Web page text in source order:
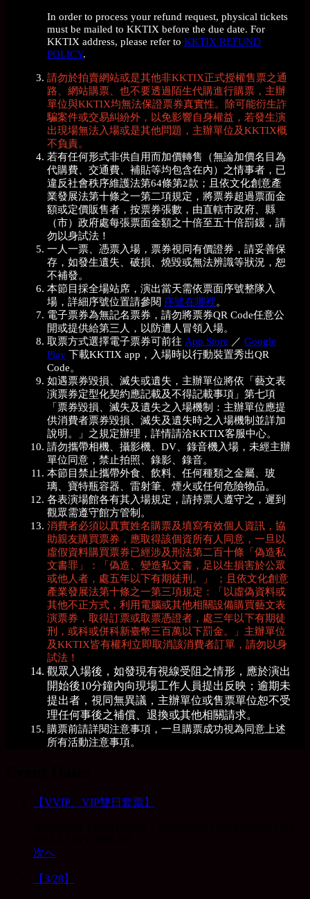
In order to process your refund request, physical tickets
must be mailed to KKTIX before the due date. For
KKTIX address, please refer to KKTIX REFUND
POLICY.
請勿於拍賣網站或是其他非KKTIX正式授權售票之通
路、網站購票、也不要透過陌生代購進行購票，主辦
單位與KKTIX均無法保證票券真實性。除可能衍生詐
騙案件或交易糾紛外，以免影響自身權益，若發生演
出現場無法入場或是其他問題，主辦單位及KKTIX概
不負責。
若有任何形式非供自用而加價轉售（無論加價名目為
代購費、交通費、補貼等均包含在內）之情事者，已
違反社會秩序維護法第64條第2款；且依文化創意產
業發展法第十條之一第二項規定，將票券超過票面金
額或定價販售者，按票券張數，由直轄市政府、縣
（市）政府處每張票面金額之十倍至五十倍罰鍰，請
勿以身試法！
一人一票、憑票入場，票券視同有價證券，請妥善保
存，如發生遺失、破損、燒毀或無法辨識等狀況，恕
不補發。
本節目採全場站席，演出當天需依票面序號整隊入
場，詳細序號位置請參閱 序號在哪裡。
電子票券為無記名票券，請勿將票券QR Code任意公
開或提供給第三人，以防遭人冒領入場。
取票方式選擇電子票券可前往 App Store ／ Google
Play 下載KKTIX app，入場時以行動裝置秀出QR
Code。
如遇票券毀損、滅失或遺失，主辦單位將依「藝文表
演票券定型化契約應記載及不得記載事項」第七項
「票券毀損、滅失及遺失之入場機制：主辦單位應提
供消費者票券毀損、滅失及遺失時之入場機制並詳加
說明。」之規定辦理，詳情請洽KKTIX客服中心。
請勿攜帶相機、攝影機、DV、錄音機入場，未經主辦
單位同意，禁止拍照、錄影、錄音。
本節目禁止攜帶外食、飲料、任何種類之金屬、玻
璃、寶特瓶容器、雷射筆、煙火或任何危險物品。
各表演場館各有其入場規定，請持票人遵守之，遲到
觀眾需遵守館方管制。
消費者必須以真實姓名購票及填寫有效個人資訊，協
助親友購買票券，應取得該個資所有人同意，一旦以
虛假資料購買票券已經涉及刑法第二百十條「偽造私
文書罪」：「偽造、變造私文書，足以生損害於公眾
或他人者，處五年以下有期徒刑。」 ；且依文化創意
產業發展法第十條之一第三項規定：「以虛偽資料或
其他不正方式，利用電腦或其他相關設備購買藝文表
演票券，取得訂票或取票憑證者，處三年以下有期徒
刑，或科或併科新臺幣三百萬以下罰金。」主辦單位
及KKTIX皆有權利立即取消該消費者訂單，請勿以身
試法！
觀眾入場後，如發現有視線受阻之情形，應於演出
開始後10分鐘內向現場工作人員提出反映；逾期未
提出者，視同無異議，主辦單位或售票單位恕不受
理任何事後之補償、退換或其他相關請求。
購票前請詳閱注意事項，一旦購票成功視為同意上述
所有活動注意事項。
【VVIP、VIP雙日套票】
次へ
【3/28】